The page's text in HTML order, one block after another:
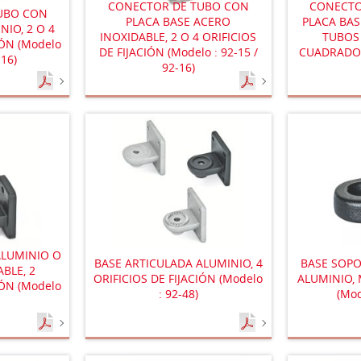
CON
2 O 4
(Modelo
CONECTOR DE TUBO CON
PLACA BASE ACERO
INOXIDABLE, 2 O 4 ORIFICIOS
DE FIJACIÓN (Modelo : 92-15 /
92-16)
PLACA
O
2
(Modelo
BASE ARTICULADA ALUMINIO, 4
ORIFICIOS DE FIJACIÓN (Modelo
: 92-48)
BASE
ALUMINIO,